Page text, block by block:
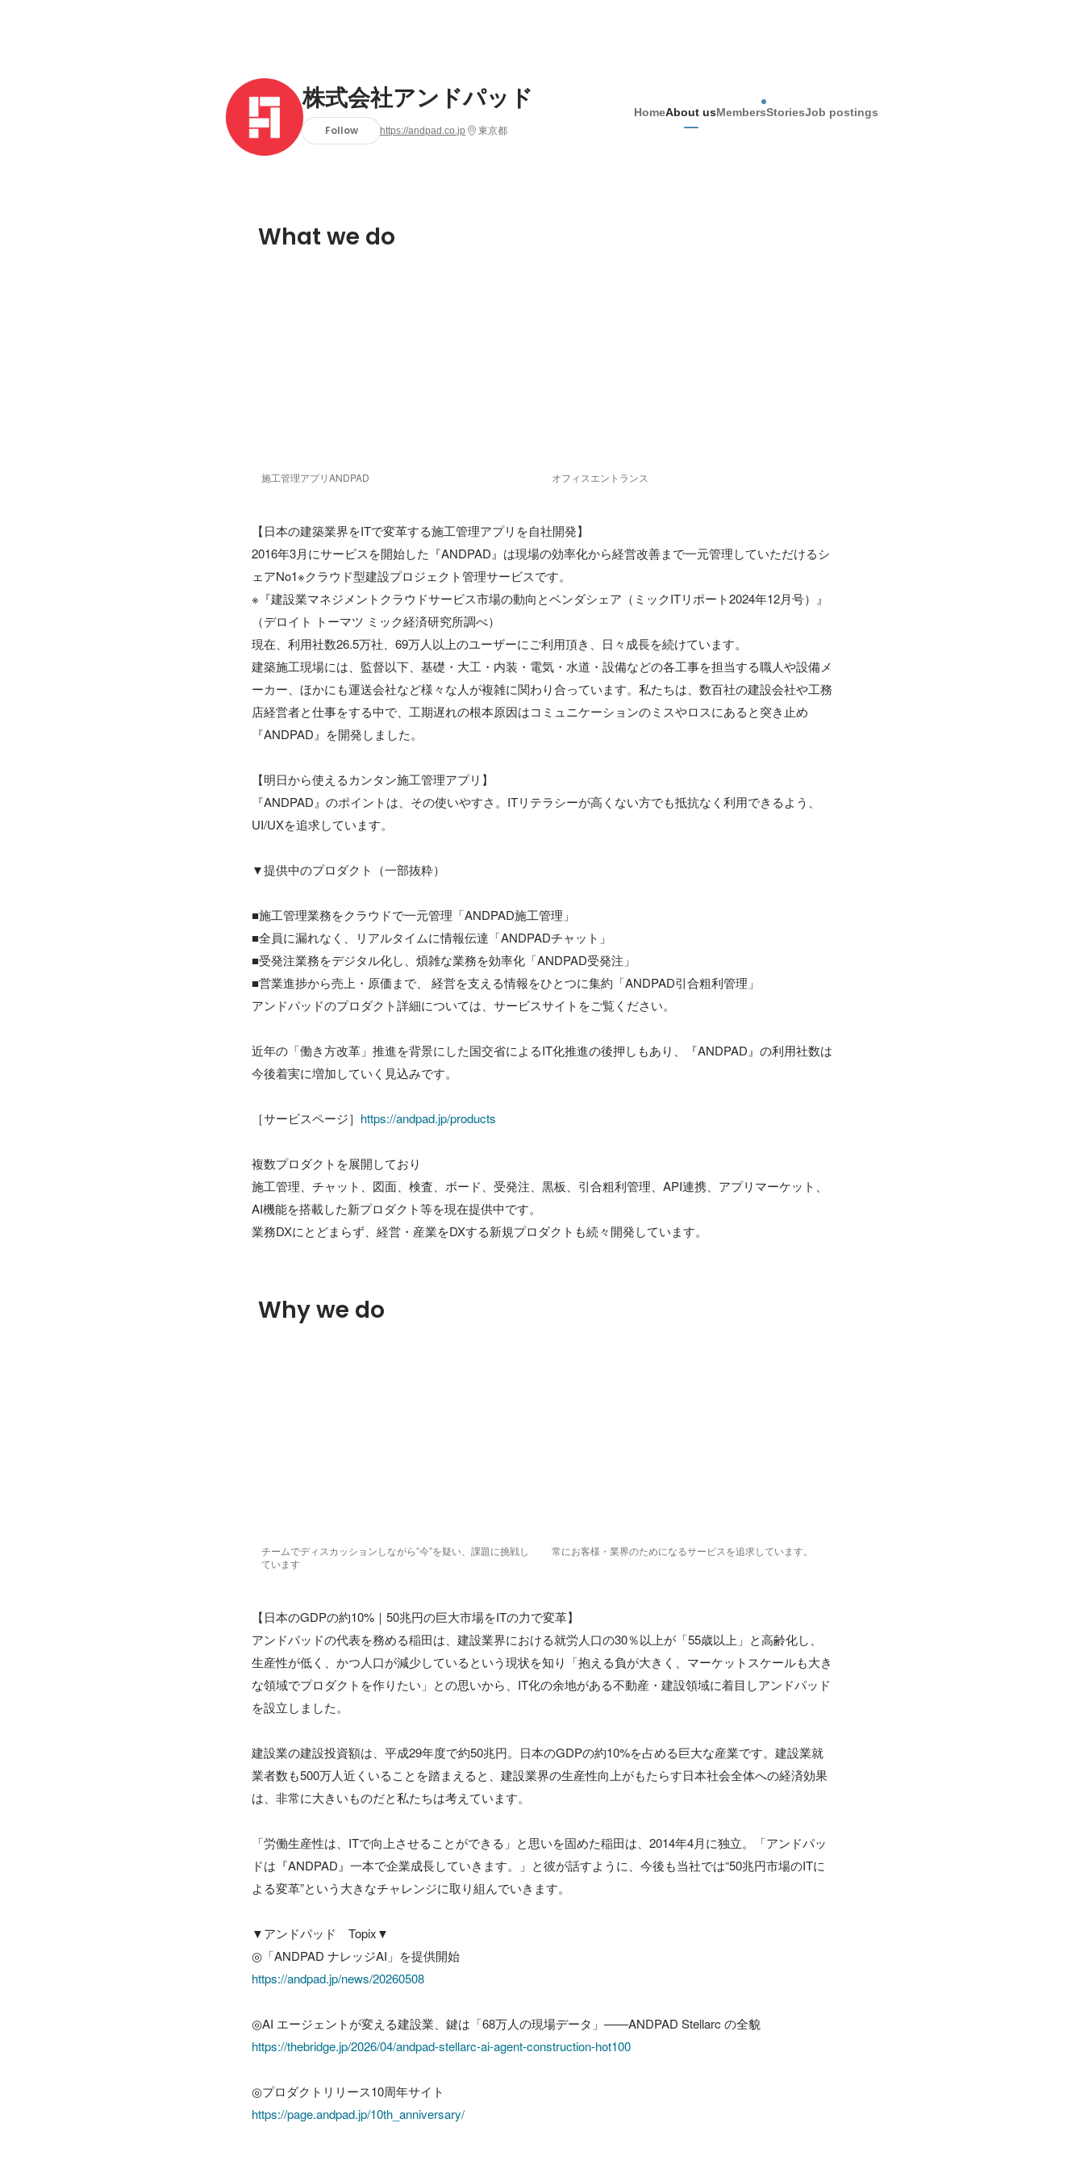
株式会社アンドパッド
Follow https://andpad.co.jp 東京都
HomeAbout usMembersStoriesJob postings
What we do
施工管理アプリANDPAD オフィスエントランス
【日本の建築業界をITで変革する施工管理アプリを自社開発】
2016年3月にサービスを開始した『ANDPAD』は現場の効率化から経営改善まで一元管理していただけるシ
ェアNo1※クラウド型建設プロジェクト管理サービスです。
※『建設業マネジメントクラウドサービス市場の動向とベンダシェア（ミックITリポート2024年12月号）』
（デロイト トーマツ ミック経済研究所調べ）
現在、利用社数26.5万社、69万人以上のユーザーにご利用頂き、日々成長を続けています。
建築施工現場には、監督以下、基礎・大工・内装・電気・水道・設備などの各工事を担当する職人や設備メ
ーカー、ほかにも運送会社など様々な人が複雑に関わり合っています。私たちは、数百社の建設会社や工務
店経営者と仕事をする中で、工期遅れの根本原因はコミュニケーションのミスやロスにあると突き止め
『ANDPAD』を開発しました。
【明日から使えるカンタン施工管理アプリ】
『ANDPAD』のポイントは、その使いやすさ。ITリテラシーが高くない方でも抵抗なく利用できるよう、
UI/UXを追求しています。
▼提供中のプロダクト（一部抜粋）
■施工管理業務をクラウドで一元管理「ANDPAD施工管理」
■全員に漏れなく、リアルタイムに情報伝達「ANDPADチャット」
■受発注業務をデジタル化し、煩雑な業務を効率化「ANDPAD受発注」
■営業進捗から売上・原価まで、 経営を支える情報をひとつに集約「ANDPAD引合粗利管理」
アンドパッドのプロダクト詳細については、サービスサイトをご覧ください。
近年の「働き方改革」推進を背景にした国交省によるIT化推進の後押しもあり、『ANDPAD』の利用社数は
今後着実に増加していく見込みです。
［サービスページ］ https://andpad.jp/products
複数プロダクトを展開しており
施工管理、チャット、図面、検査、ボード、受発注、黒板、引合粗利管理、API連携、アプリマーケット、
AI機能を搭載した新プロダクト等を現在提供中です。
Why we do
チームでディスカッションしながら”今”を疑い、課題に挑戦し
ています
常にお客様・業界のためになるサービスを追求しています。
【日本のGDPの約10%｜50兆円の巨大市場をITの力で変革】
アンドパッドの代表を務める稲田は、建設業界における就労人口の30％以上が「55歳以上」と高齢化し、
生産性が低く、かつ人口が減少しているという現状を知り「抱える負が大きく、マーケットスケールも大き
な領域でプロダクトを作りたい」との思いから、IT化の余地がある不動産・建設領域に着目しアンドパッド
を設立しました。
建設業の建設投資額は、平成29年度で約50兆円。日本のGDPの約10%を占める巨大な産業です。建設業就
業者数も500万人近くいることを踏まえると、建設業界の生産性向上がもたらす日本社会全体への経済効果
は、非常に大きいものだと私たちは考えています。
「労働生産性は、ITで向上させることができる」と思いを固めた稲田は、2014年4月に独立。「アンドパッ
ドは『ANDPAD』一本で企業成長していきます。」と彼が話すように、今後も当社では“50兆円市場のITに
よる変革”という大きなチャレンジに取り組んでいきます。
▼アンドパッド　Topix▼
https://andpad.jp/news/20260508
https://thebridge.jp/2026/04/andpad-stellarc-ai-agent-construction-hot100
https://page.andpad.jp/10th_anniversary/